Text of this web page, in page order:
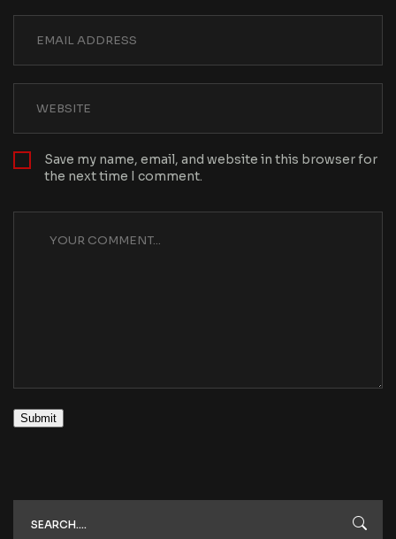
Save my name, email, and website in this browser for
the next time I comment.
Submit